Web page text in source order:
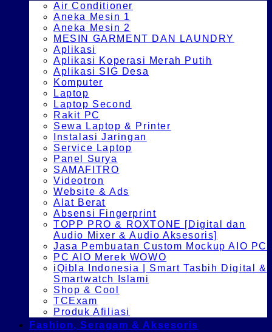
Air Conditioner
Aneka Mesin 1
Aneka Mesin 2
MESIN GARMENT DAN LAUNDRY
Aplikasi
Aplikasi Koperasi Merah Putih
Aplikasi SIG Desa
Komputer
Laptop
Laptop Second
Rakit PC
Sewa Laptop & Printer
Instalasi Jaringan
Service Laptop
Panel Surya
SAMAFITRO
Videotron
Website & Ads
Alat Berat
Absensi Fingerprint
TOPP PRO & ROXTONE [Digital dan
Audio Mixer & Audio Aksesoris]
Jasa Pembuatan Custom Mockup AIO PC
PC AIO Merek WOWO
iQibla Indonesia | Smart Tasbih Digital &
Smartwatch Islami
Shop & Cool
TCExam
Produk Afiliasi
Fashion, Seragam & Aksesoris